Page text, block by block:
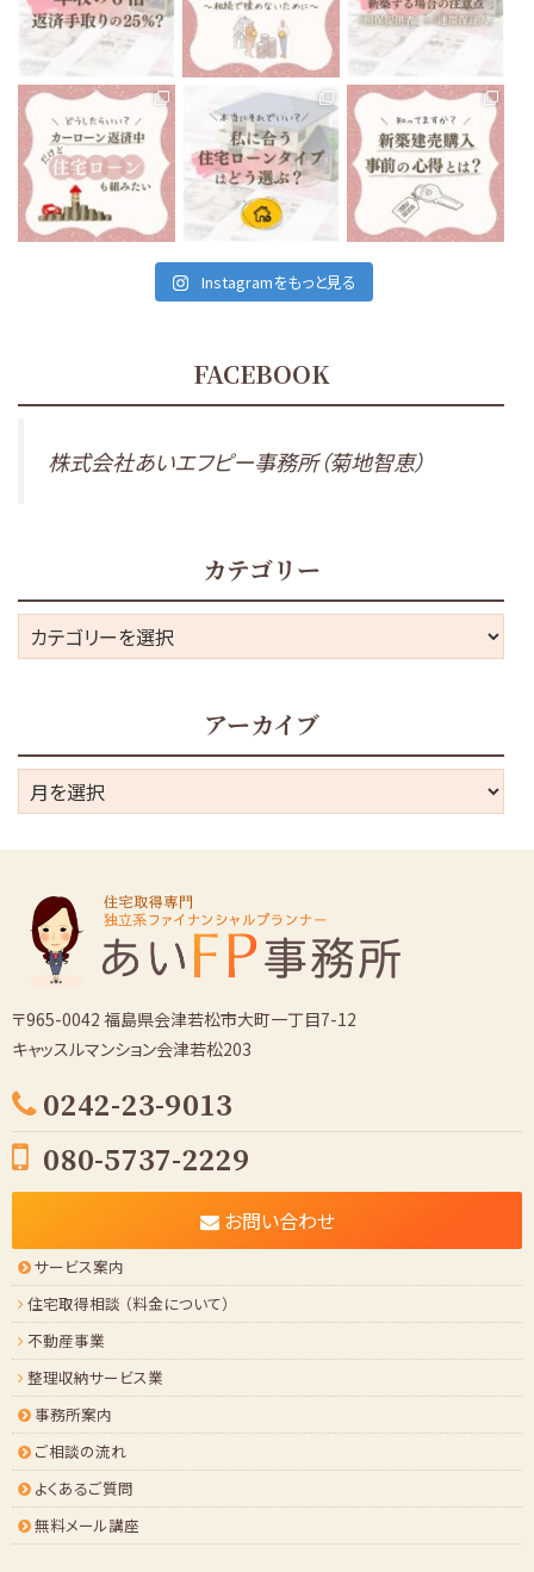
12月 6 12月 3 12月 1
tomoe_kikuchi_lifeplan
私たちが住んでいる、会津
若松市は
車がないと生活出来ない
と言っても...
11月 29
tomoe_kikuchi_lifeplan
住宅ローンは当然です
が、家を建てる時に組む
もの...
11月 26
tomoe_kikuchi_lifeplan
最近の会津地域、建売住
宅がとても多いなと感じ
ます。...
11月 24
Instagramをもっと見る
FACEBOOK
株式会社あいエフピー事務所（菊地智恵）
カテゴリー
カ
テ
ー
アーカイブ
ー
カ
〒965-0042 福島県会津若松市大町一丁目7-12
キャッスルマンション会津若松203
0242-23-9013
080-5737-2229
お問い合わせ
サービス案内
住宅取得相談 （料金について）
不動産事業
整理収納サービス業
事務所案内
ご相談の流れ
よくあるご質問
無料メール講座